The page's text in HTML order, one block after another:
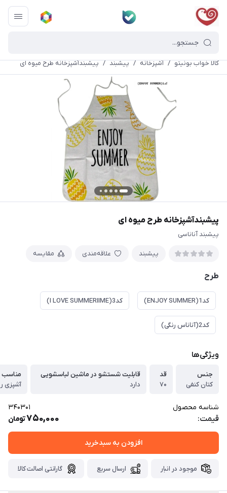
کالا خواب بونیتو / آشپزخانه / پیشبند / پیشبندآشپزخانه طرح میوه ای
پیشبندآشپزخانه طرح میوه ای
پیشبند آناناسی
پیشبند علاقه‌مندی مقایسه
طرح
کد1(ENJOY SUMMER) کد3(I LOVE SUMMERIIME)
کد2(آناناس رنگی)
ویژگی‌ها
جنس
کتان کنفی
قد
۷۰
قابلیت شستشو در ماشین لباسشویی
دارد
مناسب
آشپزی
شناسه محصول 340301
قیمت: 750,000تومان
افزودن به سبدخرید
موجود در انبار ارسال سریع گارانتی اصالت کالا